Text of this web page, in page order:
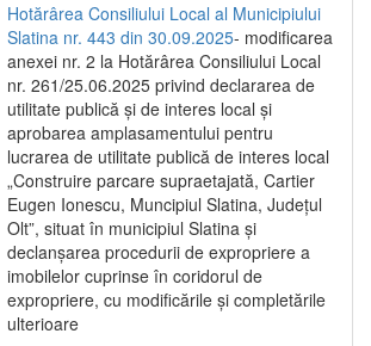
Hotărârea Consiliului Local al Municipiului
Slatina nr. 443 din 30.09.2025- modificarea
anexei nr. 2 la Hotărârea Consiliului Local
nr. 261/25.06.2025 privind declararea de
utilitate publică şi de interes local şi
aprobarea amplasamentului pentru
lucrarea de utilitate publică de interes local
„Construire parcare supraetajată, Cartier
Eugen Ionescu, Muncipiul Slatina, Judeţul
Olt”, situat în municipiul Slatina şi
declanşarea procedurii de expropriere a
imobilelor cuprinse în coridorul de
expropriere, cu modificările şi completările
ulterioare